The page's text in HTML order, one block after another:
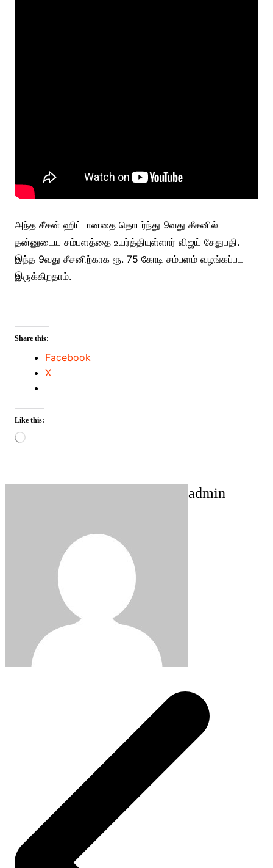
அந்த சீசன் ஹிட்டானதை தொடர்ந்து 9வது சீசனில்
தன்னுடைய சம்பளத்தை உயர்த்தியுள்ளார் விஜய் சேதுபதி.
இந்த 9வது சீசனிற்காக ரூ. 75 கோடி சம்பளம் வழங்கப்பட
இருக்கிறதாம்.
Share this:
Facebook
X
Like this:
Loading…
admin